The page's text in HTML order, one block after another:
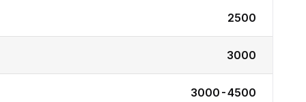
2500
3000
3000-4500